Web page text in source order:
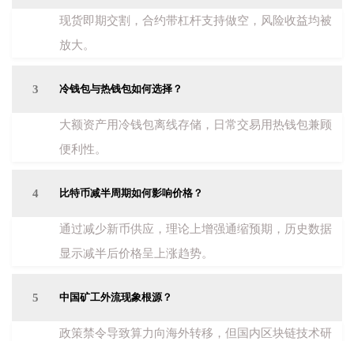
现货即期交割，合约带杠杆支持做空，风险收益均被
放大。
3 冷钱包与热钱包如何选择？
大额资产用冷钱包离线存储，日常交易用热钱包兼顾
便利性。
4 比特币减半周期如何影响价格？
通过减少新币供应，理论上增强通缩预期，历史数据
显示减半后价格呈上涨趋势。
5 中国矿工外流现象根源？
政策禁令导致算力向海外转移，但国内区块链技术研